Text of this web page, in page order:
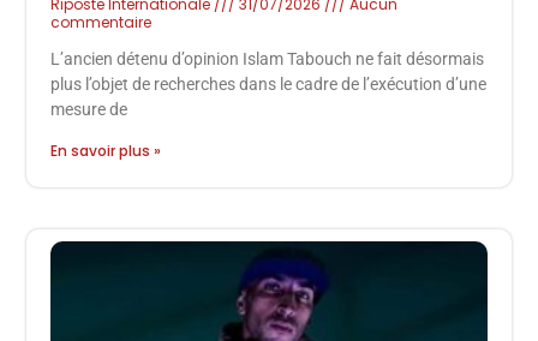
Riposte Internationale 31/07/2026
Aucun
commentaire
L’ancien détenu d’opinion Islam Tabouch ne fait désormais
plus l’objet de recherches dans le cadre de l’exécution d’une
mesure de
En savoir plus »